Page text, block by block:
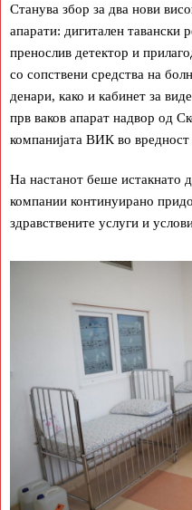
Станува збор за два нови
апарати: дигитален тавански
пренослив детектор и
со сопствени средства на
денари, како и кабинет за
прв ваков апарат надвор од
компанијата ВИК во
На настанот беше истакнато
компании континуирано
здравствените услуги и